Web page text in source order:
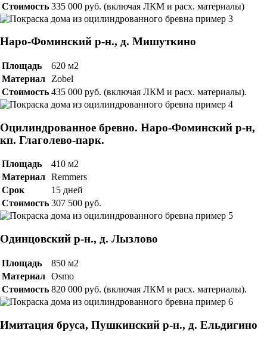
Стоимость 335 000 руб. (включая ЛКМ и расх. материалы)
Наро-Фоминский р-н., д. Мишуткино
Площадь
620 м2
Материал
Zobel
Стоимость 435 000 руб. (включая ЛКМ и расх. материалы).
Оцилиндрованное бревно. Наро-Фоминский р-н,
кп. Глаголево-парк.
Площадь
410 м2
Материал Remmers
Срок
15 дней
Стоимость 307 500 руб.
Одинцовский р-н., д. Лызлово
Площадь
850 м2
Материал Osmo
Стоимость 820 000 руб. (включая ЛКМ и расх. материалы).
Имитация бруса, Пушкинский р-н., д. Ельдигино